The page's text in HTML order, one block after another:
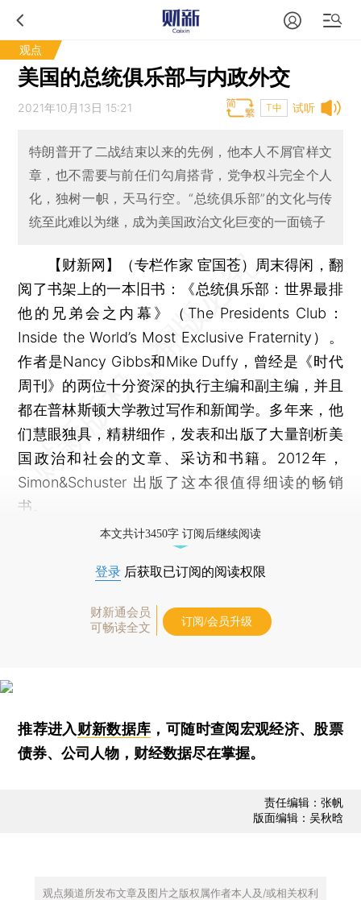
观点
美国的总统俱乐部与内政外交
试听
2021年10月13日 15:21 T中
特朗普开了二战结束以来的先例，他本人不屑官样文
章，也不需要与前任们勾肩搭背，党争权斗完全个人
化，独树一帜，天马行空。“总统俱乐部”的文化与传
统至此难以为继，成为美国政治文化巨变的一面镜子
【财新网】（专栏作家 宦国苍） 周末得闲，翻
阅了书架上的一本旧书：《总统俱乐部：世界最排
他的兄弟会之内幕》（The Presidents Club：
Inside the World’s Most Exclusive Fraternity）。
作者是Nancy Gibbs和Mike Duffy，曾经是《时代
周刊》的两位十分资深的执行主编和副主编，并且
都在普林斯顿大学教过写作和新闻学。多年来，他
们慧眼独具，精耕细作，发表和出版了大量剖析美
国政治和社会的文章、采访和书籍。2012年，
Simon&Schuster 出版了这本很值得细读的畅销
书。
本文共计3450字 订阅后继续阅读
登录 后获取已订阅的阅读权限
财新通会员
可畅读全文
订阅/会员升级
推荐进入财新数据库 ，可随时查阅宏观经济、股票
债券、公司人物，财经数据尽在掌握。
责任编辑：张帆
版面编辑：吴秋晗
观点频道所发布文章及图片之版权属作者本人及/或相关权利